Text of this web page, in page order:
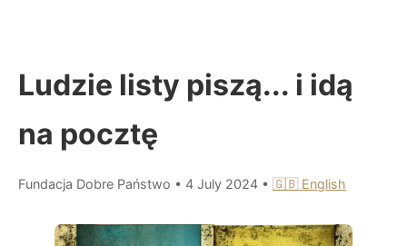
Ludzie listy piszą... i idą
na pocztę
Fundacja Dobre Państwo • 4 July 2024 • 🇬🇧 English